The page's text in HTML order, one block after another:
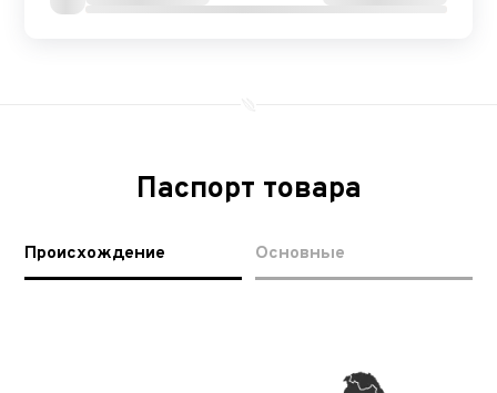
Паспорт товара
Происхождение Основные